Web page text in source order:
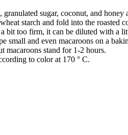
sugar, coconut, and honey
starch and fold into the roasted
a bit too firm, it can be diluted with a
small and even macaroons on a
macaroons stand for 1-2 hours.
to color at 170 ° C.